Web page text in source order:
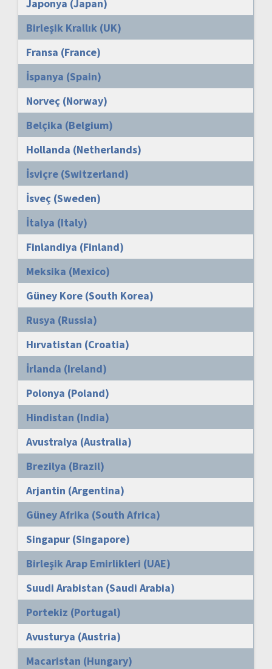
Japonya (Japan)
Birleşik Krallık (UK)
Fransa (France)
İspanya (Spain)
Norveç (Norway)
Belçika (Belgium)
Hollanda (Netherlands)
İsviçre (Switzerland)
İsveç (Sweden)
İtalya (Italy)
Finlandiya (Finland)
Meksika (Mexico)
Güney Kore (South Korea)
Rusya (Russia)
Hırvatistan (Croatia)
İrlanda (Ireland)
Polonya (Poland)
Hindistan (India)
Avustralya (Australia)
Brezilya (Brazil)
Arjantin (Argentina)
Güney Afrika (South Africa)
Singapur (Singapore)
Birleşik Arap Emirlikleri (UAE)
Suudi Arabistan (Saudi Arabia)
Portekiz (Portugal)
Avusturya (Austria)
Macaristan (Hungary)